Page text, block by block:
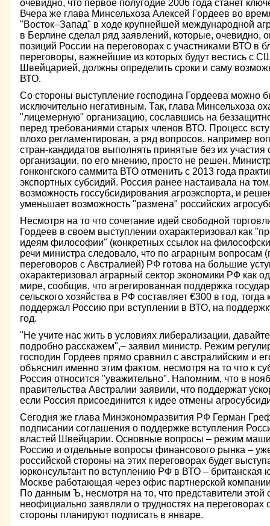
очевидно, что первое полугодие 2006 года станет
Вчера же глава Минсельхоза Алексей Гордеев во
"Восток–Запад" в ходе крупнейшей международной
в Берлине сделал ряд заявлений, которые, очевидно,
позиций России на переговорах с участниками ВТО в
переговоры, важнейшие из которых будут вестись с
Швейцарией, должны определить сроки и саму
ВТО.
Со стороны выступление господина Гордеева можно
исключительно негативным. Так, глава Минсельхоза
"лицемерную" организацию, сославшись на
перед требованиями старых членов ВТО. Процесс
плохо регламентирован, а ряд вопросов, например
стран-кандидатов выполнять принятые без их участия
организации, по его мнению, просто не решен.
гонконгского саммита ВТО отменить с 2013 года
экспортных субсидий. Россия ранее настаивала на
возможность госсубсидирования агроэкспорта, и
уменьшает возможность "размена" российских
Несмотря на то что сочетание идей свободной
Гордеев в своем выступлении охарактеризовал как
идеям философии" (конкретных ссылок на
речи министра следовало, что по аграрным вопросам
переговоров с Австралией) РФ готова на большие
охарактеризовал аграрный сектор экономики РФ как
мире, сообщив, что агрегированная поддержка
сельского хозяйства в РФ составляет €300 в год,
поддержал Россию при вступлении в ВТО, на
год.
"Не учите нас жить в условиях либерализации,
подробно расскажем",– заявил министр. Режим
господин Гордеев прямо сравнил с австралийским и
объяснил именно этим фактом, несмотря на то что к
Россия относится "уважительно". Напомним, что в
правительства Австралии заявили, что поддержат
если Россия присоединится к идее отмены
Сегодня же глава Минэкономразвития РФ Герман
подписании соглашения о поддержке вступления
властей Швейцарии. Основные вопросы – режим
Россию и отдельные вопросы финансового рынка –
российской стороны на этих переговорах будет
юрконсультант по вступлению РФ в ВТО –
Москве работающая через офис партнерской
По данным Ъ, несмотря на то, что представители этой
неофициально заявляли о трудностях на переговорах
стороны планируют подписать в январе.